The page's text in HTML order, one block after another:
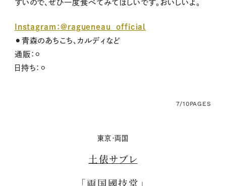
すいので、ぜひ一度食べてみてほしいです。おいしいよ。
Instagram： @ragueneau_official
⚫︎青森のあちこち、カルディなど
通販：⚪︎
日持ち：⚪︎
7/10PAGES
東京・両国
土俵サブレ
「両国國技堂」